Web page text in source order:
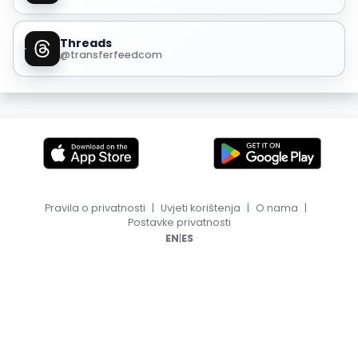
Threads
@transferfeedcom
Pravila o privatnosti | Uvjeti korištenja | O nama |
Postavke privatnosti
EN|ES